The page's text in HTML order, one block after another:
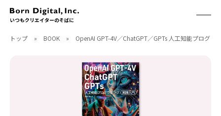
いつもクリエイターのそばに
ABOUT
CGWORLD
トップ » BOOK » OpenAI GPT-4V／ChatGPT／GPTs 人工知能プログラ